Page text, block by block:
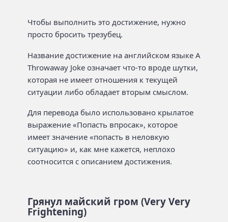
Чтобы выполнить это достижение, нужно
просто бросить трезубец.
Название достижение на английском языке A
Throwaway Joke означает что-то вроде шутки,
которая не имеет отношения к текущей
ситуации либо обладает вторым смыслом.
Для перевода было использовано крылатое
выражение «Попасть впросак», которое
имеет значение «попасть в неловкую
ситуацию» и, как мне кажется, неплохо
соотносится с описанием достижения.
Грянул майский гром (Very Very
Frightening)